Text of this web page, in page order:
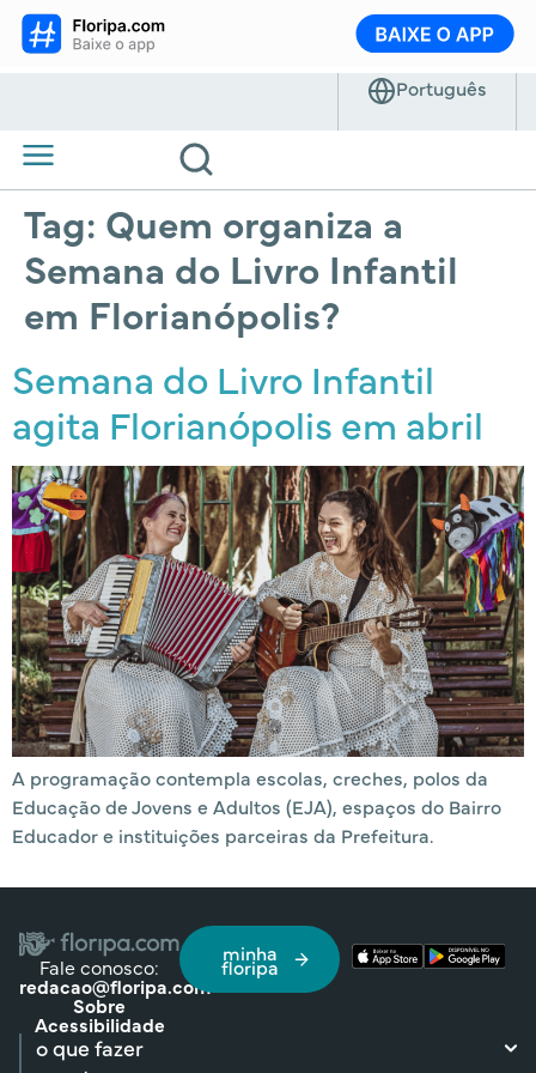
Tag: Quem organiza a
Semana do Livro Infantil
em Florianópolis?
Semana do Livro Infantil
agita Florianópolis em abril
A programação contempla escolas, creches, polos da
Educação de Jovens e Adultos (EJA), espaços do Bairro
Educador e instituições parceiras da Prefeitura.
Fale conosco:
redacao@floripa.com
Sobre
Acessibilidade
minha
floripa
o que fazer